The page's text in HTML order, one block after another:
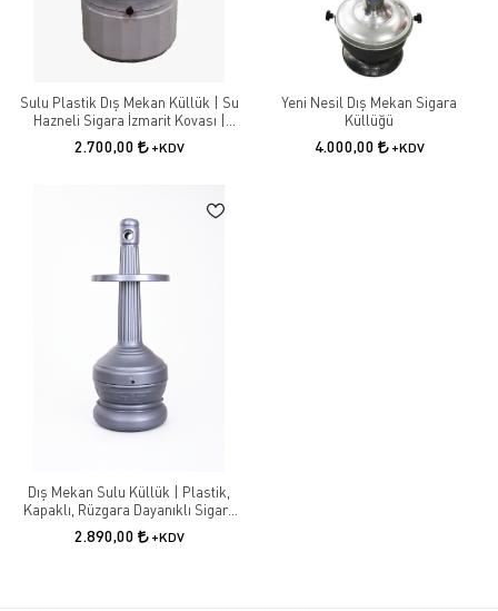
Sulu Plastik Dış Mekan Küllük | Su
Hazneli Sigara İzmarit Kovası |
Park, Bahçe ve İş Yeri Küllüğü
2.700,00 +KDV
Yeni Nesil Dış Mekan Sigara
Küllüğü
4.000,00 +KDV
Dış Mekan Sulu Küllük | Plastik,
Kapaklı, Rüzgara Dayanıklı Sigara
Söndürme Ünitesi
2.890,00 +KDV